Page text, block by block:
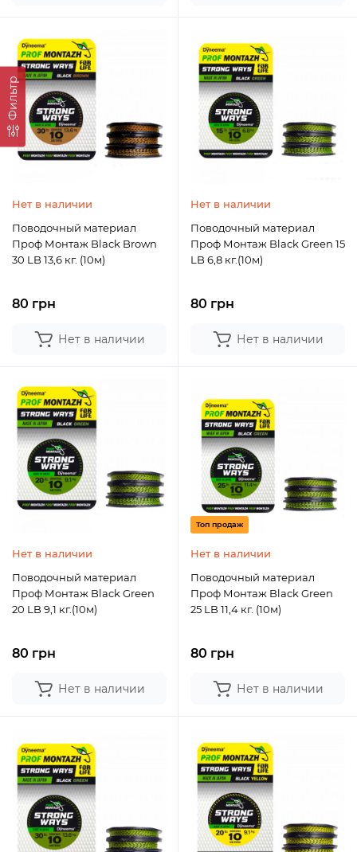
Фильтр
Нет в наличии
Поводочный материал
Проф Монтаж Black Brown
30 LB 13,6 кг. (10м)
80 грн
Нет в наличии
Нет в наличии
Поводочный материал
Проф Монтаж Black Green 15
LB 6,8 кг.(10м)
80 грн
Нет в наличии
Нет в наличии
Поводочный материал
Проф Монтаж Black Green
20 LB 9,1 кг.(10м)
80 грн
Нет в наличии
Топ продаж
Нет в наличии
Поводочный материал
Проф Монтаж Black Green
25 LB 11,4 кг. (10м)
80 грн
Нет в наличии